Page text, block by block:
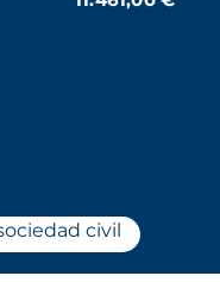
civil